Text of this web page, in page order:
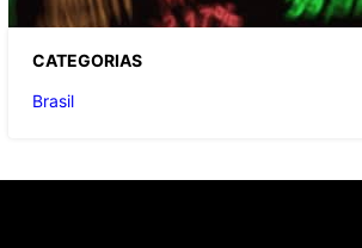
CATEGORIAS
Brasil